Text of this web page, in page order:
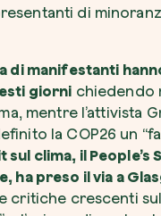
di
di manifestanti
giorni chiedendo
mentre l’attivista
la COP26 un
clima, il People’s
ha preso il via a
critiche crescenti